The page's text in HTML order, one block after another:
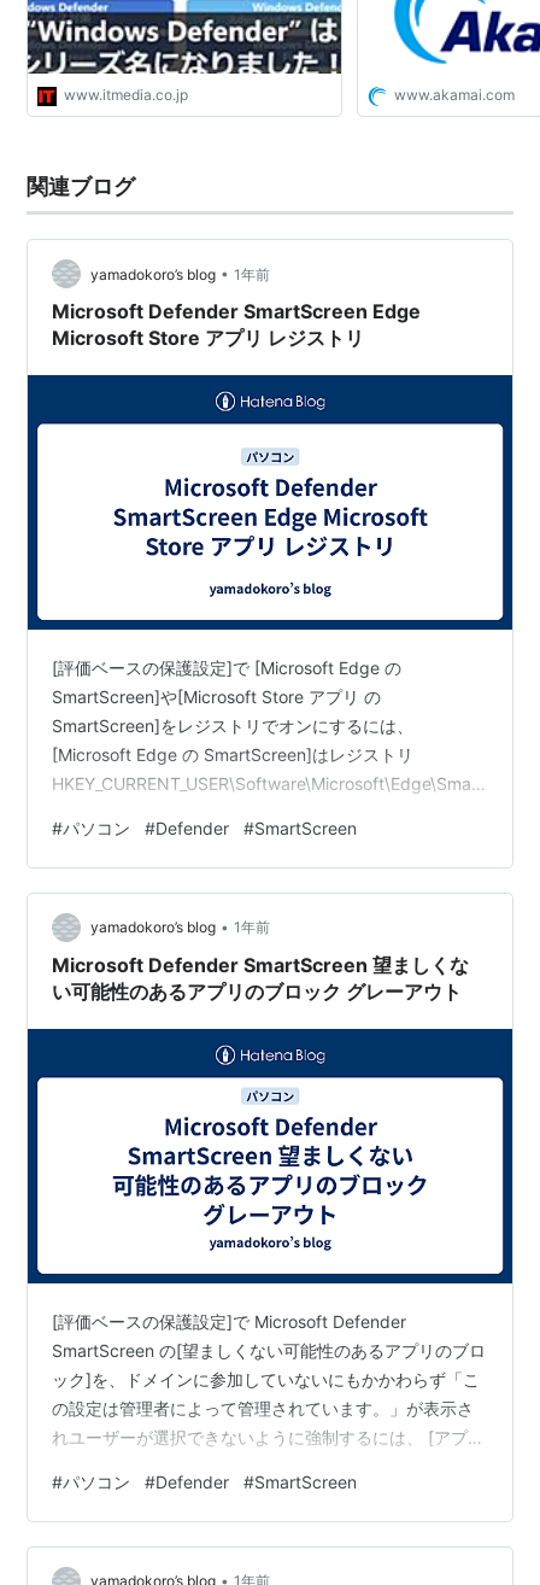
www.itmedia.co.jp www.akamai.com
関連ブログ
yamadokoro’s blog • 1年前
Microsoft Defender SmartScreen Edge
Microsoft Store アプリ レジストリ
[評価ベースの保護設定]で [Microsoft Edge の
SmartScreen]や[Microsoft Store アプリ の
SmartScreen]をレジストリでオンにするには、
[Microsoft Edge の SmartScreen]はレジストリ
HKEY_CURRENT_USER\Software\Microsoft\Edge\Smart
[Microsoft Store アプリ の SmartScreen]はレジストリ
HKEY_CURRENT_USER\Software\Microsoft\Windows\…
#パソコン #Defender #SmartScreen
yamadokoro’s blog • 1年前
Microsoft Defender SmartScreen 望ましくな
い可能性のあるアプリのブロック グレーアウト
[評価ベースの保護設定]で Microsoft Defender
SmartScreen の[望ましくない可能性のあるアプリのブロ
ック]を、ドメインに参加していないにもかかわらず「こ
の設定は管理者によって管理されています。」が表示さ
れユーザーが選択できないように強制するには、 [アプリ
HKEY_LOCAL_MACHINE\SOFTWARE\Policies\Microsoft\
Windows Defender キーで PUAProtection 値を設定す
る。（反映に再起動が必要な場合がある。） [ダウンロー
#パソコン #Defender #SmartScreen
yamadokoro’s blog • 1年前